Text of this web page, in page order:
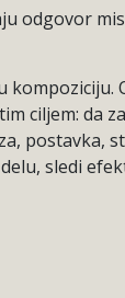
odgovor
ciljem: da
postavka,
sledi